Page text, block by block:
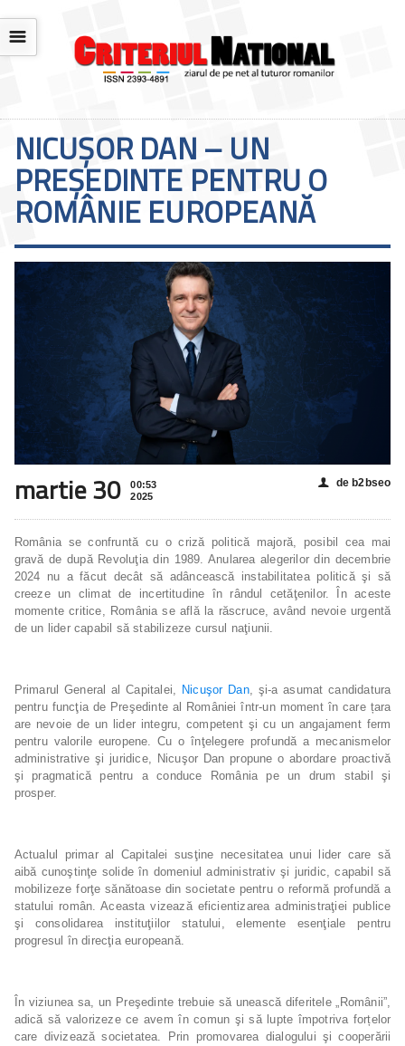
☰
NICUŞOR DAN – UN
PREŞEDINTE PENTRU O
ROMÂNIE EUROPEANĂ
martie 30
00:53
2025
👤 de b2bseo
România se confruntă cu o criză politică majoră, posibil cea mai
gravă de după Revoluţia din 1989. Anularea alegerilor din decembrie
2024 nu a făcut decât să adâncească instabilitatea politică şi să
creeze un climat de incertitudine în rândul cetăţenilor. În aceste
momente critice, România se află la răscruce, având nevoie urgentă
de un lider capabil să stabilizeze cursul naţiunii.
Primarul General al Capitalei, Nicuşor Dan, şi-a asumat candidatura
pentru funcţia de Preşedinte al României într-un moment în care țara
are nevoie de un lider integru, competent şi cu un angajament ferm
pentru valorile europene. Cu o înţelegere profundă a mecanismelor
administrative şi juridice, Nicuşor Dan propune o abordare proactivă
şi pragmatică pentru a conduce România pe un drum stabil şi
prosper.
Actualul primar al Capitalei susţine necesitatea unui lider care să
aibă cunoştinţe solide în domeniul administrativ şi juridic, capabil să
mobilizeze forţe sănătoase din societate pentru o reformă profundă a
statului român. Aceasta vizează eficientizarea administraţiei publice
şi consolidarea instituţiilor statului, elemente esenţiale pentru
progresul în direcţia europeană.
În viziunea sa, un Preşedinte trebuie să unească diferitele „Românii”,
adică să valorizeze ce avem în comun şi să lupte împotriva forțelor
care divizează societatea. Prin promovarea dialogului şi cooperării